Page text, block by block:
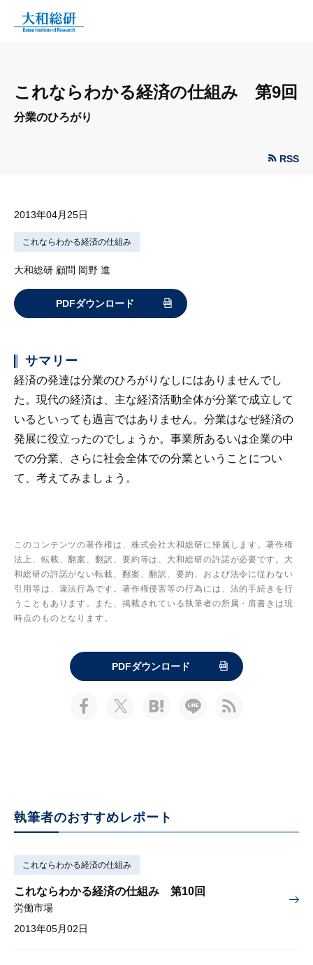
これならわかる経済の仕組み 第9回
分業のひろがり
RSS
2013年04月25日
これならわかる経済の仕組み
大和総研 顧問 岡野 進
PDFダウンロード
サマリー
経済の発達は分業のひろがりなしにはありませんでし
た。現代の経済は、主な経済活動全体が分業で成立して
いるといっても過言ではありません。分業はなぜ経済の
発展に役立ったのでしょうか。事業所あるいは企業の中
での分業、さらに社会全体での分業ということについ
て、考えてみましょう。
このコンテンツの著作権は、株式会社大和総研に帰属します。著作権
法上、転載、翻案、翻訳、要約等は、大和総研の許諾が必要です。大
和総研の許諾がない転載、翻案、翻訳、要約、および法令に従わない
引用等は、違法行為です。著作権侵害等の行為には、法的手続きを行
うこともあります。また、掲載されている執筆者の所属・肩書きは現
時点のものとなります。
PDFダウンロード
執筆者のおすすめレポート
これならわかる経済の仕組み
これならわかる経済の仕組み 第10回
労働市場
2013年05月02日